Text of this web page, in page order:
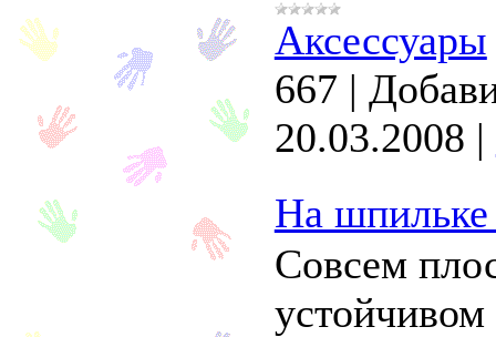
Аксессуары
667 |
20.03.2008 |
На шпильке
Совсем
устойчивом